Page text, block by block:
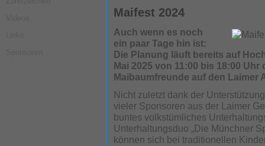
Maifest 2024
Auch wenn es noch
ein paar Tage hin ist:
Die Planung läuft bereits auf
Mai 2025 von 11:00 bis 18:00
Maibaumfreunde auf den Laimer
Nicht zuletzt dank der
vieler Sponsoren aus der Laimer
buntes volkstümliches
Unterhaltungsduo „Die Münchner
können sich bei traditionellen